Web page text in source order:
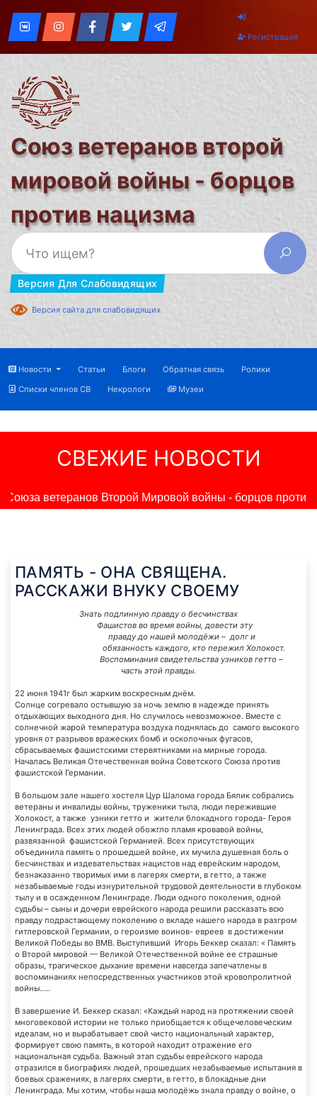
Регистрация
Союз ветеранов второй
мировой войны - борцов
против нацизма
Версия Для Слабовидящих
Версия сайта для слабовидящих
Новости Статьи Блоги Обратная связь
Ролики
Списки членов СВ
Некрологи Музеи
СВЕЖИЕ НОВОСТИ
ветеранов Второй Мировой войны - борцов против
ПАМЯТЬ - ОНА СВЯЩЕНА.
РАССКАЖИ ВНУКУ СВОЕМУ
Знать подлинную правду о бесчинствах
Фашистов во время войны, довести эту
правду до нашей молодёжи – долг и
обязанность каждого, кто пережил Холокост.
Воспоминания свидетельства узников гетто –
часть этой правды.
22 июня 1941г был жарким воскресным днём.
Солнце согревало остывшую за ночь землю в надежде принять
отдыхающих выходного дня. Но случилось невозможное. Вместе с
солнечной жарой температура воздуха поднялась до самого высокого
уровня от разрывов вражеских бомб и осколочных фугасов,
сбрасываемых фашистскими стервятниками на мирные города.
Началась Великая Отечественная война Советского Союза против
фашистской Германии.
В большом зале нашего хостеля Цур Шалома города Бялик собрались
ветераны и инвалиды войны, труженики тыла, люди пережившие
Холокост, а также узники гетто и жители блокадного города- Героя
Ленинграда. Всех этих людей обожгло пламя кровавой войны,
развязанной фашистской Германией. Всех присутствующих
объединила память о прошедшей войне, их мучила душевная боль о
бесчинствах и издевательствах нацистов над еврейским народом,
безнаказанно творимых ими в лагерях смерти, в гетто, а также
незабываемые годы изнурительной трудовой деятельности в глубоком
тылу и в осажденном Ленинграде. Люди одного поколения, одной
судьбы – сыны и дочери еврейского народа решили рассказать всю
правду подрастающему поколению о вкладе нашего народа в разгром
гитлеровской Германии, о героизме воинов- евреев в достижении
Великой Победы во ВМВ. Выступивший Игорь Беккер сказал: « Память
о Второй мировой — Великой Отечественной войне ее страшные
образы, трагическое дыхание времени навсегда запечатлены в
воспоминаниях непосредственных участников этой кровопролитной
войны…..
В завершение И. Беккер сказал: «Каждый народ на протяжении своей
многовековой истории не только приобщается к общечеловеческим
идеалам, но и вырабатывает свой чисто национальный характер,
формирует свою память, в которой находит отражение его
национальная судьба. Важный этап судьбы еврейского народа
отразился в биографиях людей, прошедших незабываемые испытания в
боевых сражениях, в лагерях смерти, в гетто, в блокадные дни
Ленинграда. Мы хотим, чтобы наша молодёжь знала правду о войне, о